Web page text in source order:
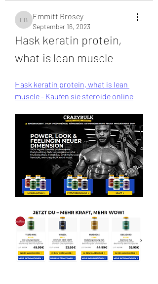
Emmitt Brosey
Emmitt Brosey
September 16, 2023
Hask keratin protein,
what is lean muscle
Hask keratin protein, what is lean
muscle - Kaufen sie steroide online